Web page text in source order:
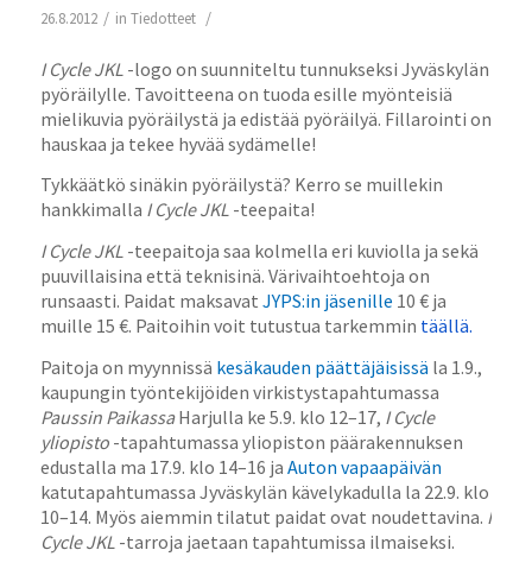
26.8.2012 / in Tiedotteet /
I Cycle JKL -logo on suunniteltu tunnukseksi Jyväskylän
pyöräilylle. Tavoitteena on tuoda esille myönteisiä
mielikuvia pyöräilystä ja edistää pyöräilyä. Fillarointi on
hauskaa ja tekee hyvää sydämelle!
Tykkäätkö sinäkin pyöräilystä? Kerro se muillekin
hankkimalla I Cycle JKL-teepaita!
I Cycle JKL-teepaitoja saa kolmella eri kuviolla ja sekä
puuvillaisina että teknisinä. Värivaihtoehtoja on
runsaasti. Paidat maksavat JYPS:in jäsenille 10 € ja
muille 15 €. Paitoihin voit tutustua tarkemmin täällä.
Paitoja on myynnissä kesäkauden päättäjäisissä la 1.9.,
kaupungin työntekijöiden virkistystapahtumassa
Paussin PaikassaHarjulla ke 5.9. klo 12–17, I Cycle
yliopisto-tapahtumassa yliopiston päärakennuksen
edustalla ma 17.9. klo 14–16 ja Auton vapaapäivän
katutapahtumassa Jyväskylän kävelykadulla la 22.9. klo
10–14. Myös aiemmin tilatut paidat ovat noudettavina. I
Cycle JKL -tarroja jaetaan tapahtumissa ilmaiseksi.